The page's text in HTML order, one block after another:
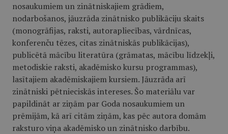
nosaukumiem un zinātniskajiem grādiem,
nodarbošanos, jāuzrāda zinātnisko publikāciju skaits
(monogrāfijas, raksti, autorapliecības, vārdnīcas,
konferenču tēzes, citas zinātniskās publikācijas),
publicētā mācību literatūra (grāmatas, mācību līdzekļi,
metodiskie raksti, akadēmisko kursu programmas),
lasītajiem akadēmiskajiem kursiem. Jāuzrāda arī
zinātniski pētnieciskās intereses. Šo materiālu var
papildināt ar ziņām par Goda nosaukumiem un
prēmijām, kā arī citām ziņām, kas pēc autora domām
raksturo viņa akadēmisko un zinātnisko darbību.